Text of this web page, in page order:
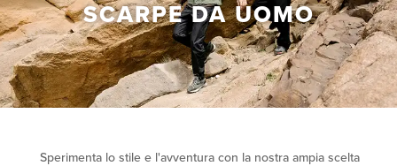
SCARPE DA UOMO
Sperimenta lo stile e l'avventura con la nostra ampia scelta